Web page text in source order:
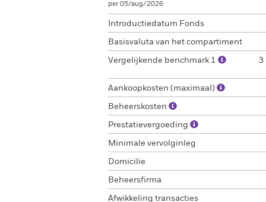
per 05/aug/2026
Introductiedatum Fonds
Basisvaluta van het compartiment
Vergelijkende benchmark 1
3
Aankoopkosten (maximaal)
Beheerskosten
Prestatievergoeding
Minimale vervolginleg
Domicilie
Beheersfirma
Afwikkeling transacties